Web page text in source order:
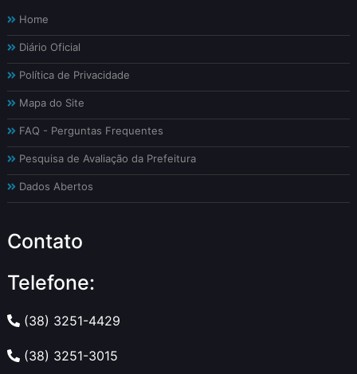
Home
Diário Oficial
Política de Privacidade
Mapa do Site
FAQ - Perguntas Frequentes
Pesquisa de Avaliação da Prefeitura
Dados Abertos
Contato
Telefone:
(38) 3251-4429
(38) 3251-3015